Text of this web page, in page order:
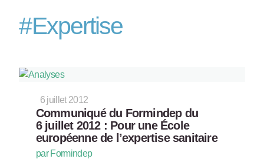
#Expertise
6 juillet 2012
Communiqué du Formindep du
6 juillet 2012 : Pour une École
européenne de l’expertise sanitaire
par Formindep